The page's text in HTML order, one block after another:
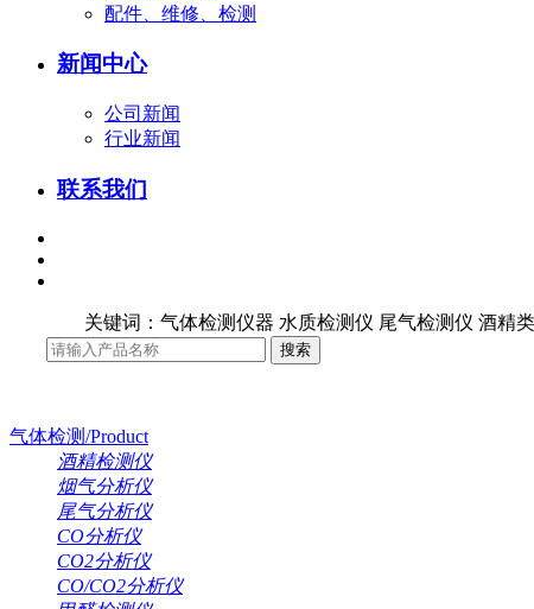
配件、维修、检测
新闻中心
公司新闻
行业新闻
联系我们
关键词：气体检测仪器 水质检测仪 尾气检测仪 酒精类
气体检测/Product
酒精检测仪
烟气分析仪
尾气分析仪
CO分析仪
CO2分析仪
CO/CO2分析仪